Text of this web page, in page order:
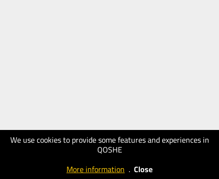
We use cookies to provide some features and experiences in
QOSHE
More information . Close